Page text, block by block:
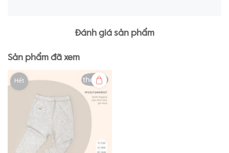
Nu Thermo - Giữ nhiệt
- Sợi vải nhỏ nhưng mật độ dệt cao, Nu Thermo đảm
nhiện trọn vẹn trọng trách "giữ nhiệt" mà vẫn đảm
bảo trọng lượng vải rất nhẹ, không gây cản trở vận
- Chất liệu vải đặc biệt có khả năng tận dụng nhiệt
Đánh giá sản phẩm
Sản phẩm đã xem
Hết